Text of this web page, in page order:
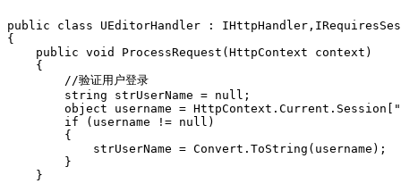
public class UEditorHandler :
{
    public void ProcessRequest(HttpContext context)
    {
        //验证用户登录
        string strUserName = null;
object username =
        if (username != null)
        {
strUserName =
        }
    }